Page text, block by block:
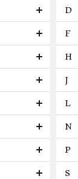
D
F
H
J
L
N
P
S